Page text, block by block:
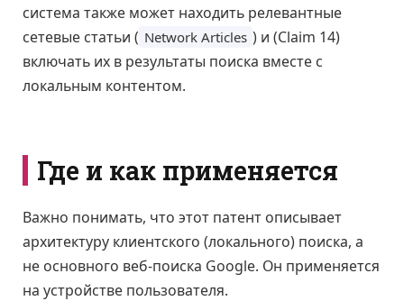
система также может находить релевантные
сетевые статьи ( Network Articles ) и (Claim 14)
включать их в результаты поиска вместе с
локальным контентом.
Где и как применяется
Важно понимать, что этот патент описывает
архитектуру клиентского (локального) поиска, а
не основного веб-поиска Google. Он применяется
на устройстве пользователя.